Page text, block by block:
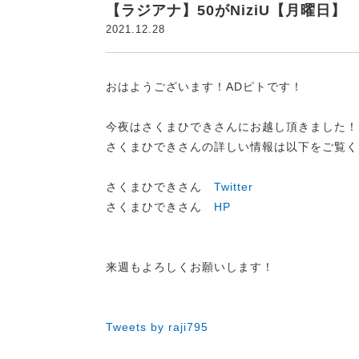
【ラジアナ】50がNiziU【月曜日】
2021.12.28
おはようございます！ADピトです！
今夜はさくまひできさんにお越し頂きました！
さくまひできさんの詳しい情報は以下をご覧
さくまひできさん Twitter
さくまひできさん HP
来週もよろしくお願いします！
Tweets by raji795